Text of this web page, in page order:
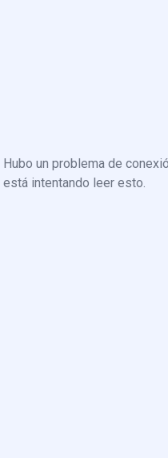
Hubo un problema de
está intentando leer esto.